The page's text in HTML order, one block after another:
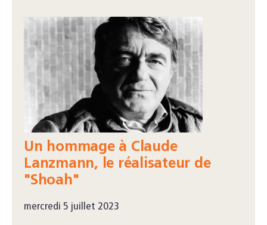
Un hommage à Claude
Lanzmann, le réalisateur de
"Shoah"
mercredi 5 juillet 2023